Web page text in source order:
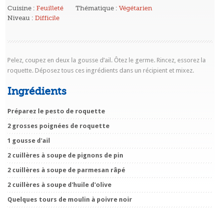
Cuisine :Feuilleté Thématique :Végétarien
Niveau :Difficile
Pelez, coupez en deux la gousse d’ail. Ôtez le germe. Rincez, essorez la
roquette. Déposez tous ces ingrédients dans un récipient et mixez.
Ingrédients
Préparez le pesto de roquette
2 grosses poignées de roquette
1 gousse d'ail
2 cuillères à soupe de pignons de pin
2 cuillères à soupe de parmesan râpé
2 cuillères à soupe d'huile d'olive
Quelques tours de moulin à poivre noir